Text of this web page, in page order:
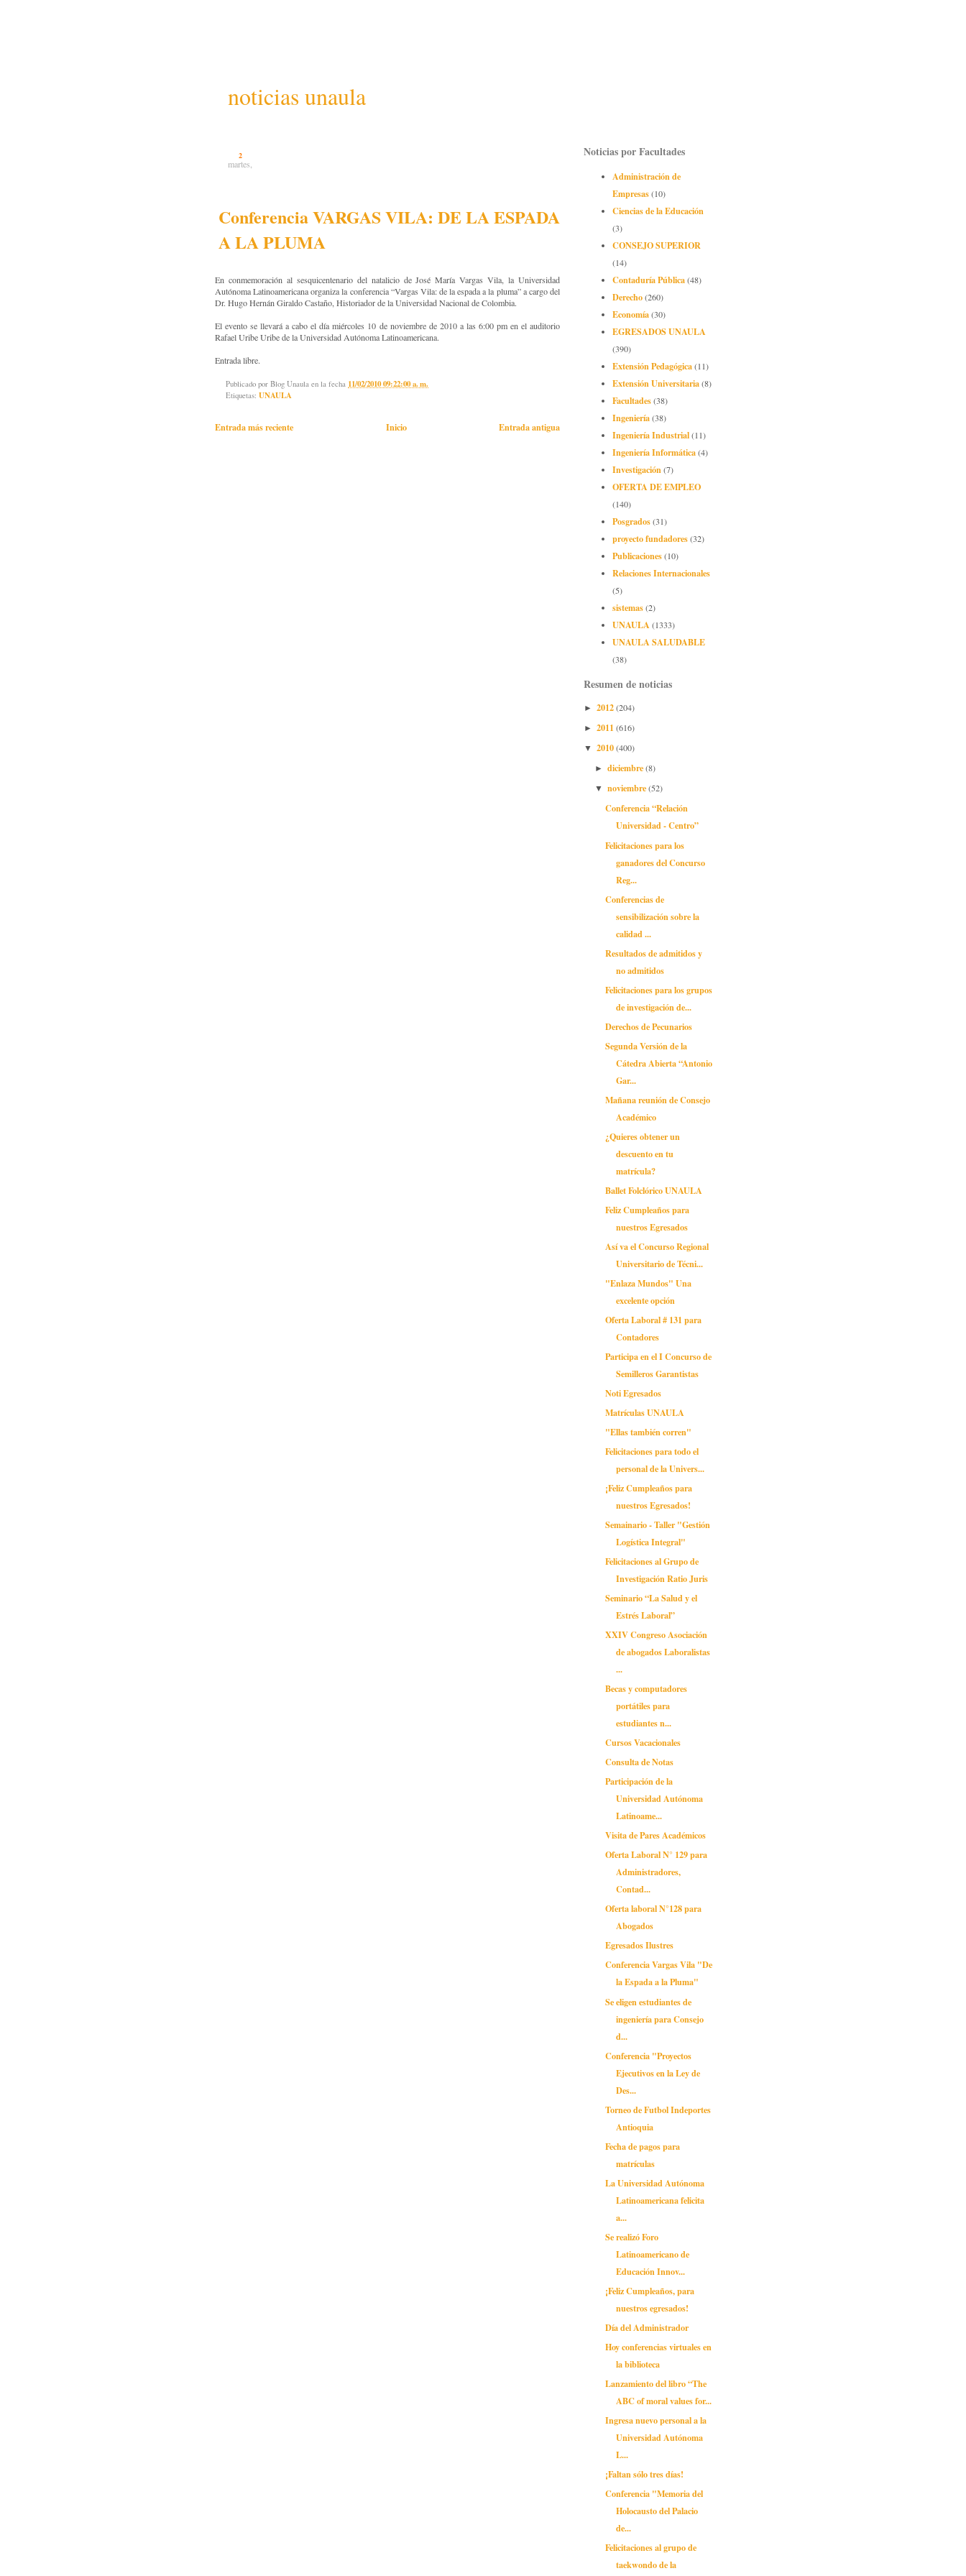
noticias unaula
2
martes,
Conferencia VARGAS VILA: DE LA ESPADA
A LA PLUMA
En conmemoración al sesquicentenario del natalicio de José María Vargas Vila, la Universidad
Autónoma Latinoamericana organiza la conferencia “Vargas Vila: de la espada a la pluma” a cargo del
Dr. Hugo Hernán Giraldo Castaño, Historiador de la Universidad Nacional de Colombia.
El evento se llevará a cabo el día miércoles 10 de noviembre de 2010 a las 6:00 pm en el auditorio
Rafael Uribe Uribe de la Universidad Autónoma Latinoamericana.
Entrada libre.
Publicado por Blog Unaula en la fecha 11/02/2010 09:22:00 a. m.
Etiquetas: UNAULA
Entrada más reciente Entrada antigua
Inicio
Noticias por Facultades
Administración de
Empresas(10)
Ciencias de la Educación
(3)
CONSEJO SUPERIOR
(14)
Contaduría Pública(48)
Derecho(260)
Economía(30)
EGRESADOS UNAULA
(390)
Extensión Pedagógica(11)
Extensión Universitaria(8)
Facultades(38)
Ingeniería(38)
Ingeniería Industrial(11)
Ingeniería Informática(4)
Investigación(7)
OFERTA DE EMPLEO
(140)
Posgrados(31)
proyecto fundadores(32)
Publicaciones(10)
Relaciones Internacionales
(5)
sistemas(2)
UNAULA(1333)
UNAULA SALUDABLE
(38)
Resumen de noticias
► 2012(204)
► 2011(616)
▼ 2010(400)
► diciembre(8)
▼ noviembre(52)
Conferencia “Relación
Universidad - Centro”
Felicitaciones para los
ganadores del Concurso
Reg...
Conferencias de
sensibilización sobre la
calidad ...
Resultados de admitidos y
no admitidos
Felicitaciones para los grupos
de investigación de...
Derechos de Pecunarios
Segunda Versión de la
Cátedra Abierta “Antonio
Gar...
Mañana reunión de Consejo
Académico
¿Quieres obtener un
descuento en tu
matrícula?
Ballet Folclórico UNAULA
Feliz Cumpleaños para
nuestros Egresados
Así va el Concurso Regional
Universitario de Técni...
"Enlaza Mundos" Una
excelente opción
Oferta Laboral # 131 para
Contadores
Participa en el I Concurso de
Semilleros Garantistas
Noti Egresados
Matrículas UNAULA
"Ellas también corren"
Felicitaciones para todo el
personal de la Univers...
¡Feliz Cumpleaños para
nuestros Egresados!
Semainario - Taller "Gestión
Logística Integral"
Felicitaciones al Grupo de
Investigación Ratio Juris
Seminario “La Salud y el
Estrés Laboral”
XXIV Congreso Asociación
de abogados Laboralistas
...
Becas y computadores
portátiles para
estudiantes n...
Cursos Vacacionales
Consulta de Notas
Participación de la
Universidad Autónoma
Latinoame...
Visita de Pares Académicos
Oferta Laboral N° 129 para
Administradores,
Contad...
Oferta laboral N°128 para
Abogados
Egresados Ilustres
Conferencia Vargas Vila "De
la Espada a la Pluma"
Se eligen estudiantes de
ingeniería para Consejo
d...
Conferencia "Proyectos
Ejecutivos en la Ley de
Des...
Torneo de Futbol Indeportes
Antioquia
Fecha de pagos para
matrículas
La Universidad Autónoma
Latinoamericana felicita
a...
Se realizó Foro
Latinoamericano de
Educación Innov...
¡Feliz Cumpleaños, para
nuestros egresados!
Día del Administrador
Hoy conferencias virtuales en
la biblioteca
Lanzamiento del libro “The
ABC of moral values for...
Ingresa nuevo personal a la
Universidad Autónoma
L...
¡Faltan sólo tres días!
Conferencia "Memoria del
Holocausto del Palacio
de...
Felicitaciones al grupo de
taekwondo de la